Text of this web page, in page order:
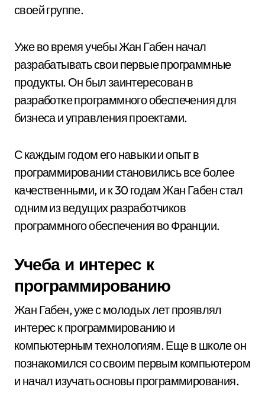
своей группе.
Уже во время учебы Жан Габен начал
разрабатывать свои первые программные
продукты. Он был заинтересован в
разработке программного обеспечения для
бизнеса и управления проектами.
С каждым годом его навыки и опыт в
программировании становились все более
качественными, и к 30 годам Жан Габен стал
одним из ведущих разработчиков
программного обеспечения во Франции.
Учеба и интерес к
программированию
Жан Габен, уже с молодых лет проявлял
интерес к программированию и
компьютерным технологиям. Еще в школе он
познакомился со своим первым компьютером
и начал изучать основы программирования.